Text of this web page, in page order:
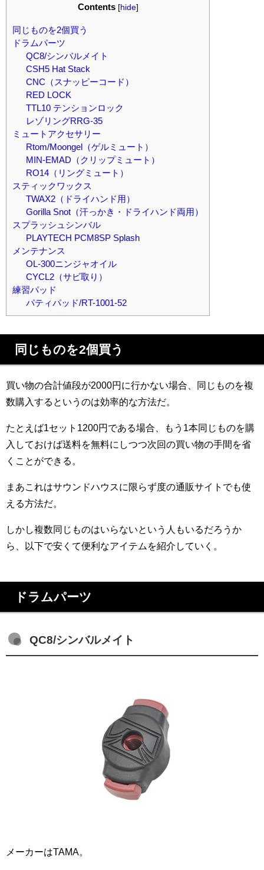
Contents [hide]
同じものを2個買う
ドラムパーツ
QC8/シンバルメイト
CSH5 Hat Stack
CNC（スナッピーコード）
RED LOCK
TTL10 テンションロック
レゾリングRRG-35
ミュートアクセサリー
Rtom/Moongel（ゲルミュート）
MIN-EMAD（クリップミュート）
RO14（リングミュート）
スティックワックス
TWAX2（ドライハンド用）
Gorilla Snot（汗っかき・ドライハンド両用）
スプラッシュシンバル
PLAYTECH PCM8SP Splash
メンテナンス
OL-300ニンジャオイル
CYCL2（サビ取り）
練習パッド
パティパッド/RT-1001-52
同じものを2個買う
買い物の合計値段が2000円に行かない場合、同じものを複
数購入するというのは効率的な方法だ。
たとえば1セット1200円である場合、もう1本同じものを購
入しておけば送料を無料にしつつ次回の買い物の手間を省
くことができる。
まあこれはサウンドハウスに限らず度の通販サイトでも使
える方法だ。
しかし複数同じものはいらないという人もいるだろうか
ら、以下で安くて便利なアイテムを紹介していく。
ドラムパーツ
QC8/シンバルメイト
メーカーはTAMA。